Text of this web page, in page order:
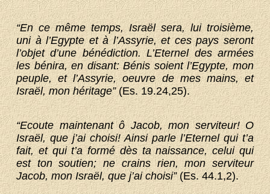
“En ce même temps, Israël sera, lui troisième,
uni à l’Egypte et à l’Assyrie, et ces pays seront
l’objet d’une bénédiction. L’Eternel des armées
les bénira, en disant: Bénis soient l’Egypte, mon
peuple, et l’Assyrie, oeuvre de mes mains, et
Israël, mon héritage” (Es. 19.24,25).
“Ecoute maintenant ô Jacob, mon serviteur! O
Israël, que j’ai choisi! Ainsi parle l’Eternel qui t’a
fait, et qui t’a formé dès ta naissance, celui qui
est ton soutien; ne crains rien, mon serviteur
Jacob, mon Israël, que j’ai choisi”(Es. 44.1,2).